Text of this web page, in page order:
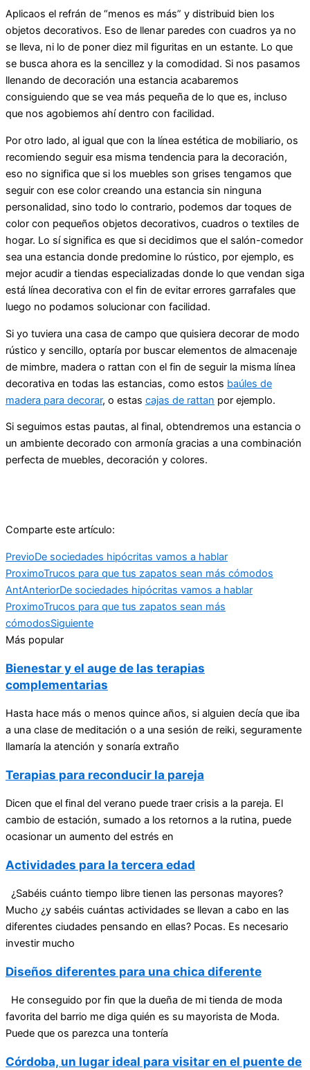
Aplicaos el refrán de “menos es más” y distribuid bien los
objetos decorativos. Eso de llenar paredes con cuadros ya no
se lleva, ni lo de poner diez mil figuritas en un estante. Lo que
se busca ahora es la sencillez y la comodidad. Si nos pasamos
llenando de decoración una estancia acabaremos
consiguiendo que se vea más pequeña de lo que es, incluso
que nos agobiemos ahí dentro con facilidad.
Por otro lado, al igual que con la línea estética de mobiliario, os
recomiendo seguir esa misma tendencia para la decoración,
eso no significa que si los muebles son grises tengamos que
seguir con ese color creando una estancia sin ninguna
personalidad, sino todo lo contrario, podemos dar toques de
color con pequeños objetos decorativos, cuadros o textiles de
hogar. Lo sí significa es que si decidimos que el salón-comedor
sea una estancia donde predomine lo rústico, por ejemplo, es
mejor acudir a tiendas especializadas donde lo que vendan siga
está línea decorativa con el fin de evitar errores garrafales que
luego no podamos solucionar con facilidad.
Si yo tuviera una casa de campo que quisiera decorar de modo
rústico y sencillo, optaría por buscar elementos de almacenaje
de mimbre, madera o rattan con el fin de seguir la misma línea
decorativa en todas las estancias, como estos baúles de
madera para decorar, o estas cajas de rattan por ejemplo.
Si seguimos estas pautas, al final, obtendremos una estancia o
un ambiente decorado con armonía gracias a una combinación
perfecta de muebles, decoración y colores.
Comparte este artículo:
PrevioDe sociedades hipócritas vamos a hablar
ProximoTrucos para que tus zapatos sean más cómodos
AntAnteriorDe sociedades hipócritas vamos a hablar
ProximoTrucos para que tus zapatos sean más
cómodosSiguiente
Más popular
Bienestar y el auge de las terapias
complementarias
Hasta hace más o menos quince años, si alguien decía que iba
a una clase de meditación o a una sesión de reiki, seguramente
llamaría la atención y sonaría extraño
Terapias para reconducir la pareja
Dicen que el final del verano puede traer crisis a la pareja. El
cambio de estación, sumado a los retornos a la rutina, puede
ocasionar un aumento del estrés en
Actividades para la tercera edad
¿Sabéis cuánto tiempo libre tienen las personas mayores?
Mucho ¿y sabéis cuántas actividades se llevan a cabo en las
diferentes ciudades pensando en ellas? Pocas. Es necesario
investir mucho
Diseños diferentes para una chica diferente
He conseguido por fin que la dueña de mi tienda de moda
favorita del barrio me diga quién es su mayorista de Moda.
Puede que os parezca una tontería
Córdoba, un lugar ideal para visitar en el puente de